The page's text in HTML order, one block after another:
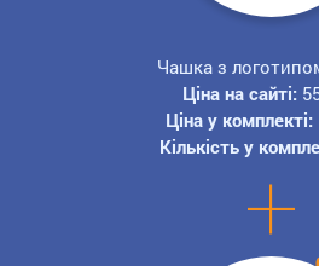
+
Чашка з
Ціна на сайті:
Ціна у комплекті:
Кількість у